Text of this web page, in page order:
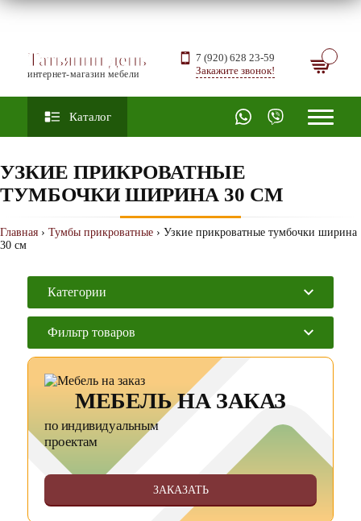
Татьянин день
интернет-магазин мебели
7 (920) 628 23-59
Закажите звонок!
Каталог
УЗКИЕ ПРИКРОВАТНЫЕ
ТУМБОЧКИ ШИРИНА 30 СМ
Главная › Тумбы прикроватные › Узкие прикроватные тумбочки ширина
30 см
Категории
Фильтр товаров
МЕБЕЛЬ НА ЗАКАЗ
по индивидуальным
проектам
ЗАКАЗАТЬ